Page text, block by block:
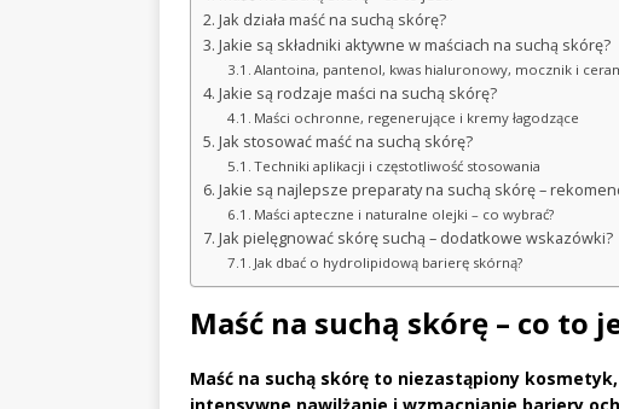
Jak działa maść na suchą skórę?
Jakie są składniki aktywne w maściach na suchą skórę?
Alantoina, pantenol, kwas hialuronowy, mocznik i
Jakie są rodzaje maści na suchą skórę?
Maści ochronne, regenerujące i kremy łagodzące
Jak stosować maść na suchą skórę?
Techniki aplikacji i częstotliwość stosowania
Jakie są najlepsze preparaty na suchą skórę –
Maści apteczne i naturalne olejki – co wybrać?
Jak pielęgnować skórę suchą – dodatkowe wskazówki?
Jak dbać o hydrolipidową barierę skórną?
Maść na suchą skórę – co to
Maść na suchą skórę to niezastąpiony